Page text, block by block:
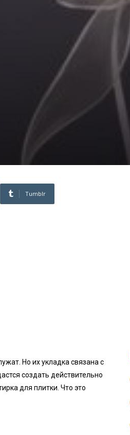
Tumblr
Но их укладка связана с
создать действительно
для плитки. Что это